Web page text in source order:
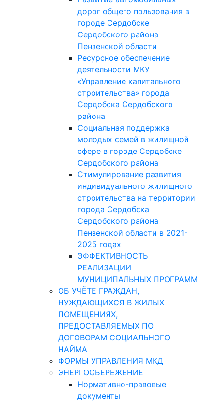
дорог общего пользования в
городе Сердобске
Сердобского района
Пензенской области
Ресурсное обеспечение
деятельности МКУ
«Управление капитального
строительства» города
Сердобска Сердобского
района
Социальная поддержка
молодых семей в жилищной
сфере в городе Сердобске
Сердобского района
Стимулирование развития
индивидуального жилищного
строительства на территории
города Сердобска
Сердобского района
Пензенской области в 2021-
2025 годах
ЭФФЕКТИВНОСТЬ
РЕАЛИЗАЦИИ
МУНИЦИПАЛЬНЫХ ПРОГРАММ
ОБ УЧЁТЕ ГРАЖДАН,
НУЖДАЮЩИХСЯ В ЖИЛЫХ
ПОМЕЩЕНИЯХ,
ПРЕДОСТАВЛЯЕМЫХ ПО
ДОГОВОРАМ СОЦИАЛЬНОГО
НАЙМА
ФОРМЫ УПРАВЛЕНИЯ МКД
ЭНЕРГОСБЕРЕЖЕНИЕ
Нормативно-правовые
документы